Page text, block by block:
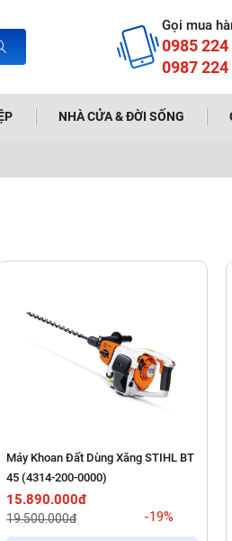
Gọi mua
0985 224
0987 224
NHÀ CỬA & ĐỜI SỐNG
Máy Khoan Đất Dùng Xăng STIHL BT
45 (4314-200-0000)
15.890.000đ
19.500.000đ -19%